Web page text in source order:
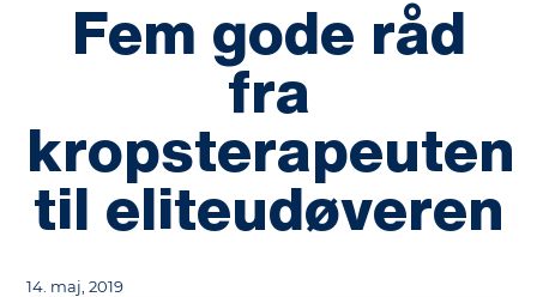
Fem gode råd
fra
kropsterapeuten
til eliteudøveren
14. maj, 2019